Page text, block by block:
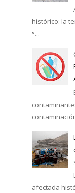
histórico: la
°...
afectada